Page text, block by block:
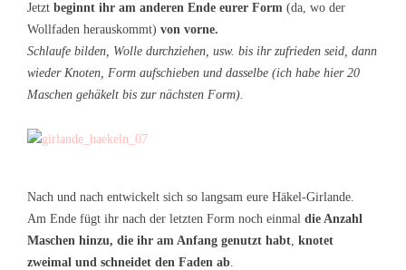
Jetzt beginnt ihr am anderen Ende eurer Form (da, wo der
Wollfaden herauskommt) von vorne.
Schlaufe bilden, Wolle durchziehen, usw. bis ihr zufrieden seid, dann
wieder Knoten, Form aufschieben und dasselbe (ich habe hier 20
Maschen gehäkelt bis zur nächsten Form).
Nach und nach entwickelt sich so langsam eure Häkel-Girlande.
Am Ende fügt ihr nach der letzten Form noch einmal die Anzahl
Maschen hinzu, die ihr am Anfang genutzt habt, knotet
zweimal und schneidet den Faden ab.